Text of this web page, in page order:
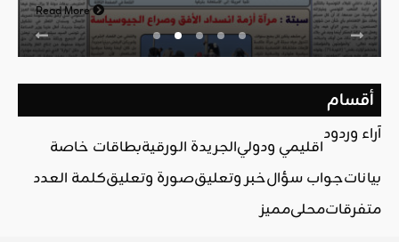
Read More
أقسام
آراء وردود
اقليمي ودوليالجريدة الورقيةبطاقات خاصة
بياناتجواب سؤالخبر وتعليقصورة وتعليقكلمة العدد
متفرقاتمحليمميز